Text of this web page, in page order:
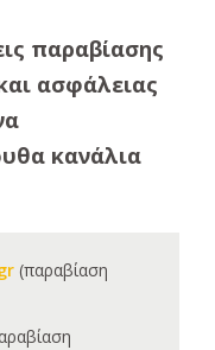
παραβίασης
ασφάλειας
κανάλια
(παραβίαση